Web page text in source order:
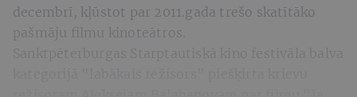
decembrī, kļūstot par 2011.gada trešo skatītāko
pašmāju filmu kinoteātros.